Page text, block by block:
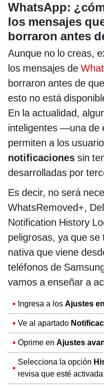
WhatsApp:
los mensajes
borraron antes
Aunque no lo creas,
los mensajes de
borraron antes de
esto no está
En la actualidad,
inteligentes —una de
permiten a los
notificaciones sin
desarrolladas por
Es decir, no será
WhatsRemoved+,
Notification History
peligrosas, ya que
nativa que viene
teléfonos de
vamos a enseñar a
Ingresa a los Ajustes
Ve al apartado
Oprime en Ajustes
Selecciona la opción
revisa que esté activada